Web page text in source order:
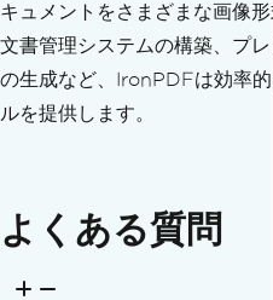
キュメントをさまざまな画像
文書管理システムの構築、プ
の生成など、IronPDFは効率
ルを提供します。
よくある質問